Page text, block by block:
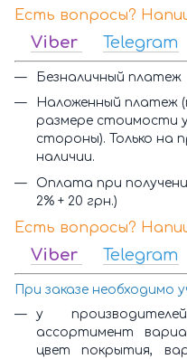
Есть вопросы?
Viber Telegram
Безналичный платеж
Наложенный платеж
размере стоимости
стороны). Только на
наличии.
Оплата при
2% + 20 грн.)
Есть вопросы?
Viber Telegram
При заказе необходимо
у
ассортимент
цвет покрытия,